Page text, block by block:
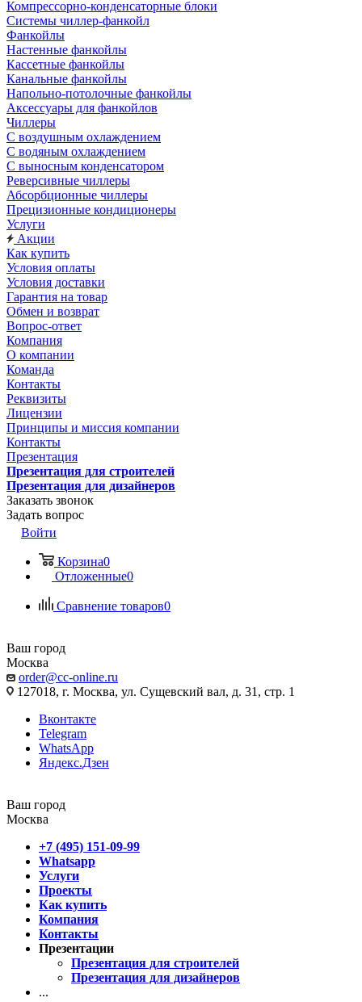
Компрессорно-конденсаторные блоки
Системы чиллер-фанкойл
Фанкойлы
Настенные фанкойлы
Кассетные фанкойлы
Канальные фанкойлы
Напольно-потолочные фанкойлы
Аксессуары для фанкойлов
Чиллеры
С воздушным охлаждением
С водяным охлаждением
С выносным конденсатором
Реверсивные чиллеры
Абсорбционные чиллеры
Прецизионные кондиционеры
Услуги
Акции
Как купить
Условия оплаты
Условия доставки
Гарантия на товар
Обмен и возврат
Вопрос-ответ
Компания
О компании
Команда
Контакты
Реквизиты
Лицензии
Принципы и миссия компании
Контакты
Презентация
Презентация для строителей
Презентация для дизайнеров
Заказать звонок
Задать вопрос
Войти
Корзина0
Отложенные0
Сравнение товаров0
Ваш город
Москва
order@cc-online.ru
127018, г. Москва, ул. Сущевский вал, д. 31, стр. 1
Вконтакте
Telegram
WhatsApp
Яндекс.Дзен
Ваш город
Москва
+7 (495) 151-09-99
Whatsapp
Услуги
Проекты
Как купить
Компания
Контакты
Презентации
Презентация для строителей
Презентация для дизайнеров
...